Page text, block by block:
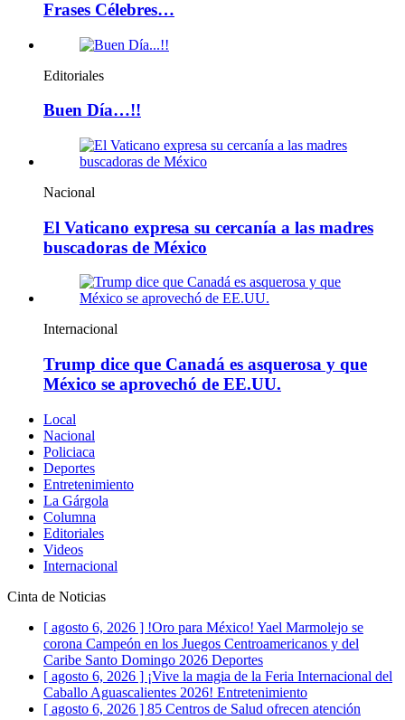
Frases Célebres…
Editoriales
Buen Día…!!
Nacional
El Vaticano expresa su cercanía a las madres
buscadoras de México
Internacional
Trump dice que Canadá es asquerosa y que
México se aprovechó de EE.UU.
Local
Nacional
Policiaca
Deportes
Entretenimiento
La Gárgola
Columna
Editoriales
Videos
Internacional
Cinta de Noticias
[ agosto 6, 2026 ] !Oro para México! Yael Marmolejo se
corona Campeón en los Juegos Centroamericanos y del
Caribe Santo Domingo 2026 Deportes
[ agosto 6, 2026 ] ¡Vive la magia de la Feria Internacional del
Caballo Aguascalientes 2026! Entretenimiento
[ agosto 6, 2026 ] 85 Centros de Salud ofrecen atención